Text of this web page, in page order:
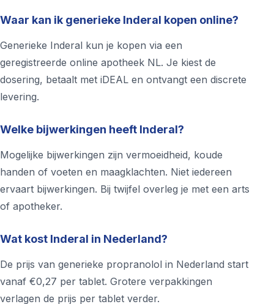
Waar kan ik generieke Inderal kopen online?
Generieke Inderal kun je kopen via een
geregistreerde online apotheek NL. Je kiest de
dosering, betaalt met iDEAL en ontvangt een discrete
levering.
Welke bijwerkingen heeft Inderal?
Mogelijke bijwerkingen zijn vermoeidheid, koude
handen of voeten en maagklachten. Niet iedereen
ervaart bijwerkingen. Bij twijfel overleg je met een arts
of apotheker.
Wat kost Inderal in Nederland?
De prijs van generieke propranolol in Nederland start
vanaf €0,27 per tablet. Grotere verpakkingen
verlagen de prijs per tablet verder.